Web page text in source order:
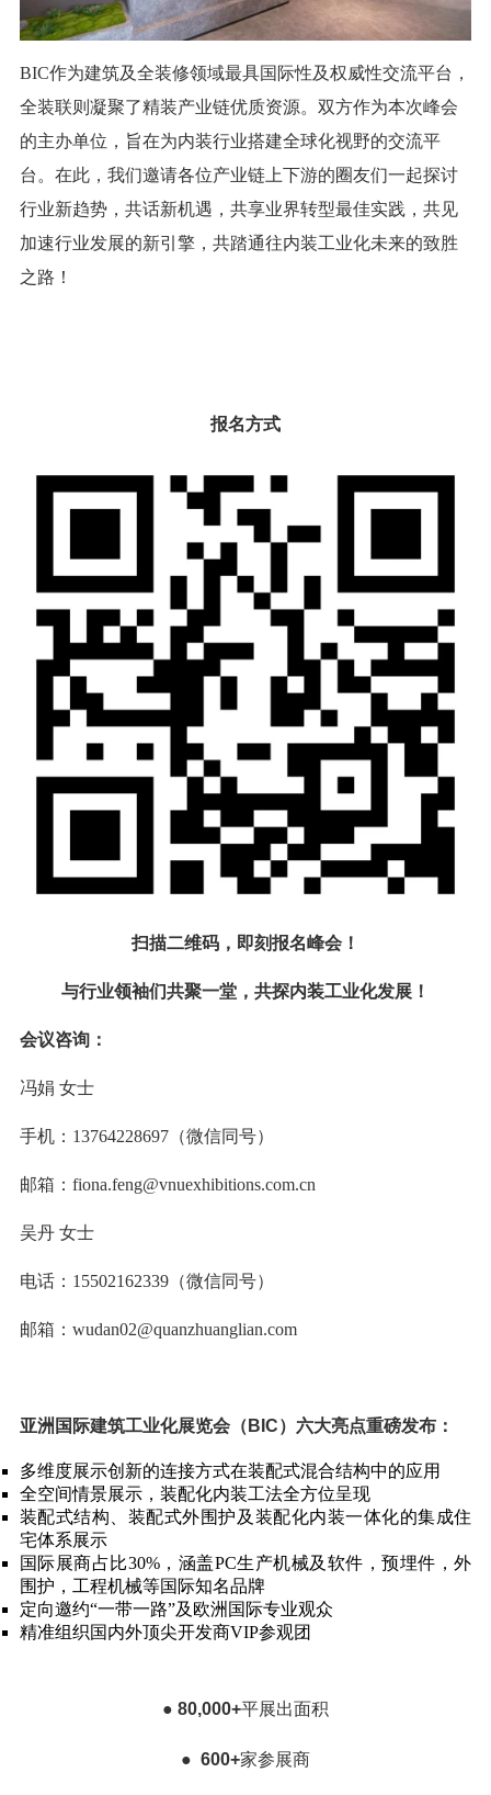
BIC作为建筑及全装修领域最具国际性及权威性交流平台，
全装联则凝聚了精装产业链优质资源。双方作为本次峰会
的主办单位，旨在为内装行业搭建全球化视野的交流平
台。在此，我们邀请各位产业链上下游的圈友们一起探讨
行业新趋势，共话新机遇，共享业界转型最佳实践，共见
加速行业发展的新引擎，共踏通往内装工业化未来的致胜
之路！
报名方式
扫描二维码，即刻报名峰会！
与行业领袖们共聚一堂，共探内装工业化发展！
会议咨询：
冯娟 女士
手机： 13764228697（微信同号）
邮箱： fiona.feng@vnuexhibitions.com.cn
吴丹 女士
电话： 15502162339（微信同号）
邮箱： wudan02@quanzhuanglian.com
亚洲国际建筑工业化展览会（ BIC）六大亮点重磅发布：
多维度展示创新的连接方式在装配式混合结构中的应用
全空间情景展示，装配化内装工法全方位呈现
装配式结构、装配式外围护及装配化内装一体化的集成住
宅体系展示
国际展商占比30%，涵盖PC生产机械及软件，预埋件，外
围护，工程机械等国际知名品牌
定向邀约“一带一路”及欧洲国际专业观众
精准组织国内外顶尖开发商VIP参观团
● 80,000+平展出面积
● 600+家参展商